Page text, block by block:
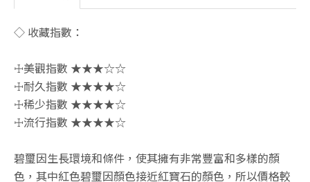
◇ 收藏指數：
☩美觀指數 ★★★☆☆
☩耐久指數 ★★★★☆
☩稀少指數 ★★★★☆
☩流行指數 ★★★★☆
碧璽因生長環境和條件，使其擁有非常豐富和多樣的顏
色，其中紅色碧璽因顏色接近紅寶石的顏色，所以價格較